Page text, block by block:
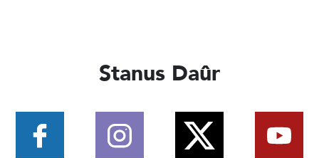
Stanus Daûr